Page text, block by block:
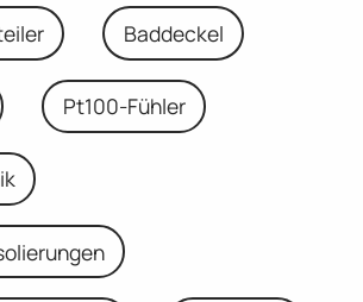
Baddeckel
Pt100-Fühler